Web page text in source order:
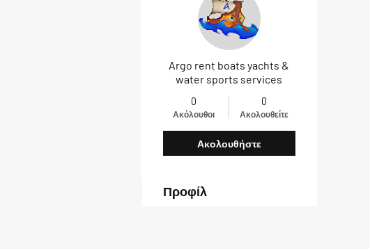
Argo rent boats yachts &
water sports services
0
Ακόλουθοι
0
Ακολουθείτε
Ακολουθήστε
Προφίλ